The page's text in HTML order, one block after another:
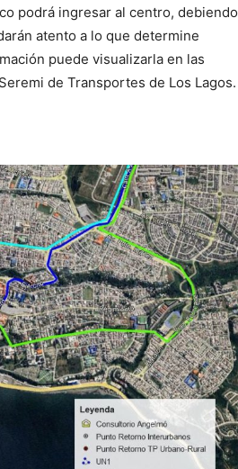
podrá ingresar al centro, debiendo
atento a lo que determine
puede visualizarla en las
de Transportes de Los Lagos.